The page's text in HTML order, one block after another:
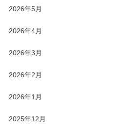
2026年5月
2026年4月
2026年3月
2026年2月
2026年1月
2025年12月